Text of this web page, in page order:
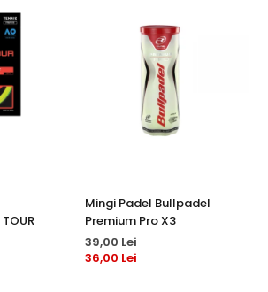
Mingi Padel Bullpadel
Premium Pro X3
39,00 Lei
36,00 Lei